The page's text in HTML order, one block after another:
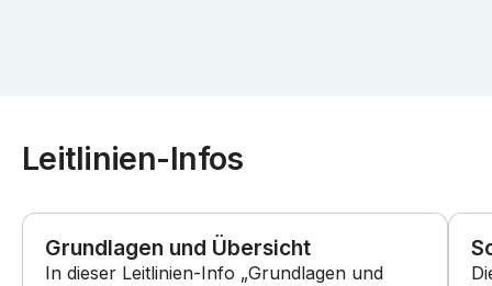
Leitlinien-Infos
Grundlagen und Übersicht
In dieser Leitlinien-Info „Grundlagen und